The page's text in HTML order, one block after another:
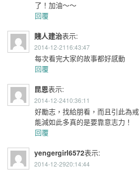
了！加油～～
回覆
賤人建治表示:
2014-12-2116:43:47
每次看完大家的故事都好感動
回覆
昆恩表示:
2014-12-2410:36:11
好勵志，找給朋看，而且引此為戒
能減如此多真的是要靠意志力！
回覆
yengergirl6572表示:
2014-12-2920:14:44